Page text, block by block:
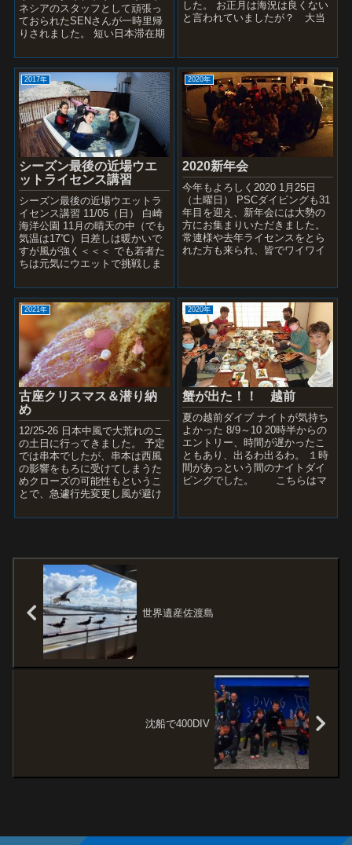
ネシアのスタッフとして頑張っ
ておられたSENさんが一時里帰
りされました。 短い日本滞在期
ハマトミでダンゴウオダイ...
した。 お正月は海況は良くない
と言われていましたが？ 大当
2017年
シーズン最後の近場ウエ
ットライセンス講習
シーズン最後の近場ウエットラ
イセンス講習 11/05（日） 白崎
海洋公園 11月の晴天の中（でも
気温は17℃）日差しは暖かいで
すが風が強く＜＜＜ でも若者た
ちは元気にウエットで挑戦しま
おかげ...
2020年
2020新年会
今年もよろしく2020 1月25日
（土曜日） PSCダイビングも31
年目を迎え、新年会には大勢の
方にお集まりいただきました。
常連様や去年ライセンスをとら
れた方も来られ、皆でワイワイ
2021年
古座クリスマス＆潜り納
め
12/25-26 日本中風で大荒れのこ
の土日に行ってきました。 予定
では串本でしたが、串本は西風
の影響をもろに受けてしまうた
めクローズの可能性もというこ
とで、急遽行先変更し風が避け
早いほど海況がいいの...
2020年
蟹が出た！！ 越前
夏の越前ダイブ ナイトが気持ち
よかった 8/9～10 20時半からの
エントリー、時間が遅かったこ
ともあり、出るわ出るわ。 １時
間があっという間のナイトダイ
ビングでした。 こちらはマ
世界遺産佐渡島
沈船で400DIV